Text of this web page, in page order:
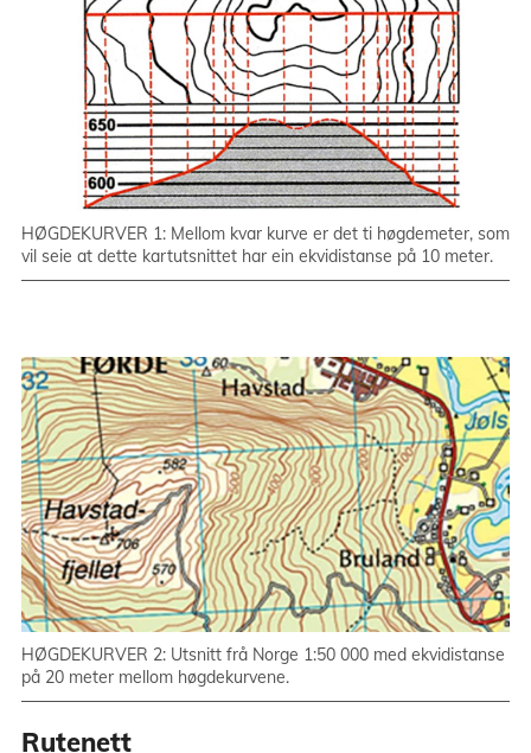
HØGDEKURVER 1: Mellom kvar kurve er det ti høgdemeter, som
vil seie at dette kartutsnittet har ein ekvidistanse på 10 meter.
HØGDEKURVER 2: Utsnitt frå Norge 1:50 000 med ekvidistanse
på 20 meter mellom høgdekurvene.
Rutenett